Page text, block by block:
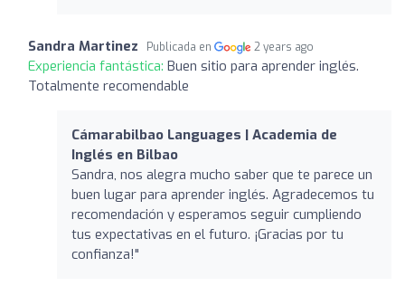
Sandra Martinez Publicada en 2 years ago
Experiencia fantástica: Buen sitio para aprender inglés.
Totalmente recomendable
Cámarabilbao Languages | Academia de
Inglés en Bilbao
Sandra, nos alegra mucho saber que te parece un
buen lugar para aprender inglés. Agradecemos tu
recomendación y esperamos seguir cumpliendo
tus expectativas en el futuro. ¡Gracias por tu
confianza!"